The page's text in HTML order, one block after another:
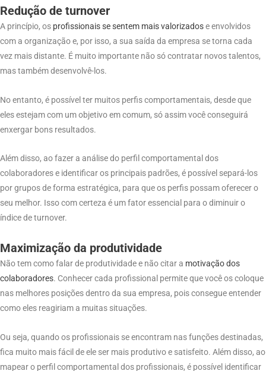
Redução de turnover
A princípio, os profissionais se sentem mais valorizadose envolvidos
com a organização e, por isso, a sua saída da empresa se torna cada
vez mais distante. É muito importante não só contratar novos talentos,
mas também desenvolvê-los.
No entanto, é possível ter muitos perfis comportamentais, desde que
eles estejam com um objetivo em comum, só assim você conseguirá
enxergar bons resultados.
Além disso, ao fazer a análise do perfil comportamental dos
colaboradores e identificar os principais padrões, é possível separá-los
por grupos de forma estratégica, para que os perfis possam oferecer o
seu melhor. Isso com certeza é um fator essencial para o diminuir o
índice de turnover.
Maximização da produtividade
Não tem como falar de produtividade e não citar a motivação dos
colaboradores. Conhecer cada profissional permite que você os coloque
nas melhores posições dentro da sua empresa, pois consegue entender
como eles reagiriam a muitas situações.
Ou seja, quando os profissionais se encontram nas funções destinadas,
fica muito mais fácil de ele ser mais produtivo e satisfeito. Além disso, ao
mapear o perfil comportamental dos profissionais, é possível identificar